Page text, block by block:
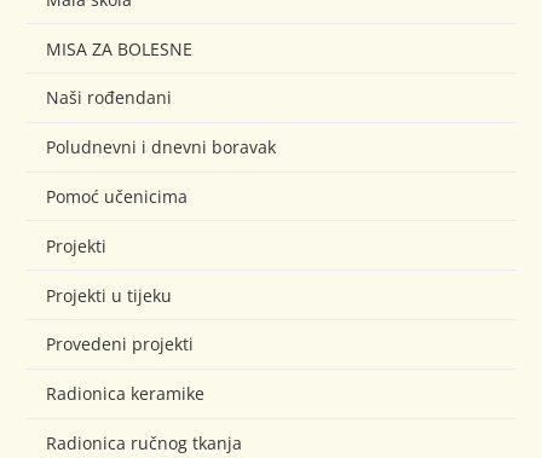
MISA ZA BOLESNE
Naši rođendani
Poludnevni i dnevni boravak
Pomoć učenicima
Projekti
Projekti u tijeku
Provedeni projekti
Radionica keramike
Radionica ručnog tkanja